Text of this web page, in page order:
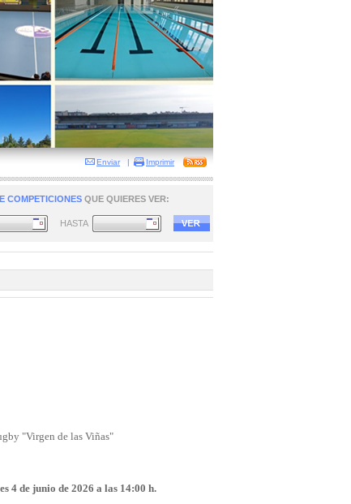
Enviar | Imprimir
COMPETICIONES QUE QUIERES VER:
HASTA
"Virgen de las Viñas"
4 de junio de 2026 a las 14:00 h.